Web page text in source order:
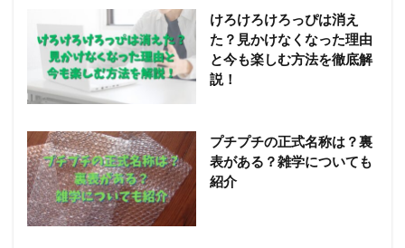
けろけろけろっぴは消え
た？見かけなくなった理由
と今も楽しむ方法を徹底解
説！
プチプチの正式名称は？裏
表がある？雑学についても
紹介